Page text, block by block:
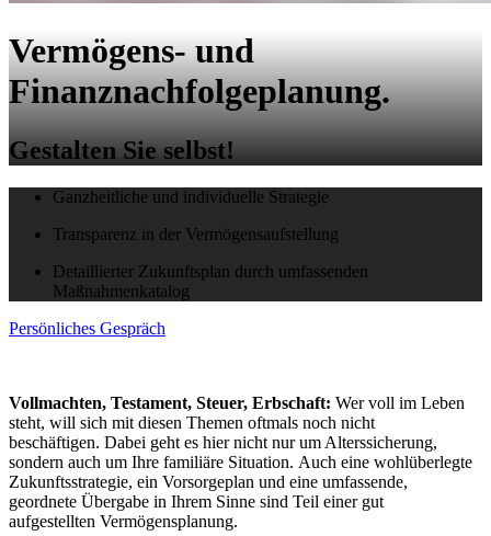
Vermögens- und
Finanznachfolgeplanung.
Gestalten Sie selbst!
Ganzheitliche und individuelle Strategie
Transparenz in der Vermögensaufstellung
Detaillierter Zukunftsplan durch umfassenden
Maßnahmenkatalog
Persönliches Gespräch
Vollmachten, Testament, Steuer, Erbschaft: Wer voll im Leben
steht, will sich mit diesen Themen oftmals noch nicht
beschäftigen. Dabei geht es hier nicht nur um Alterssicherung,
sondern auch um Ihre familiäre Situation. Auch eine wohlüberlegte
Zukunftsstrategie, ein Vorsorgeplan und eine umfassende,
geordnete Übergabe in Ihrem Sinne sind Teil einer gut
aufgestellten Vermögensplanung.